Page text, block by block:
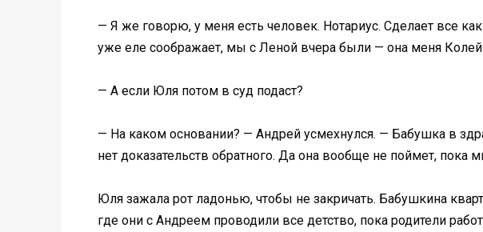
— Я же говорю, у меня есть человек. Нотариус. Сделает все
уже еле соображает, мы с Леной вчера были — она меня
— А если Юля потом в суд подаст?
— На каком основании? — Андрей усмехнулся. — Бабушка в
нет доказательств обратного. Да она вообще не поймет,
Юля зажала рот ладонью, чтобы не закричать. Бабушкина
где они с Андреем проводили все детство, пока родители